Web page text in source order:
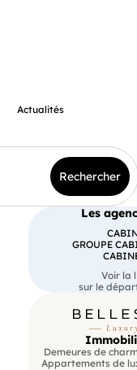
Actualités
Rechercher
Les
GROUPE
Voir la
sur le
Demeures de
Appartements de